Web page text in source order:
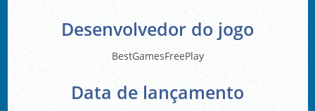
Desenvolvedor do jogo
BestGamesFreePlay
Data de lançamento